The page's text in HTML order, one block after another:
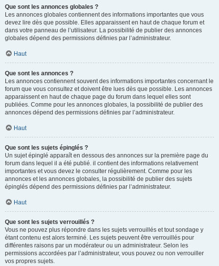
Que sont les annonces globales ?
Les annonces globales contiennent des informations importantes que vous
devez lire dès que possible. Elles apparaissent en haut de chaque forum et
dans votre panneau de l’utilisateur. La possibilité de publier des annonces
globales dépend des permissions définies par l’administrateur.
Haut
Que sont les annonces ?
Les annonces contiennent souvent des informations importantes concernant le
forum que vous consultez et doivent être lues dès que possible. Les annonces
apparaissent en haut de chaque page du forum dans lequel elles sont
publiées. Comme pour les annonces globales, la possibilité de publier des
annonces dépend des permissions définies par l’administrateur.
Haut
Que sont les sujets épinglés ?
Un sujet épinglé apparaît en dessous des annonces sur la première page du
forum dans lequel il a été publié. il contient des informations relativement
importantes et vous devez le consulter régulièrement. Comme pour les
annonces et les annonces globales, la possibilité de publier des sujets
épinglés dépend des permissions définies par l’administrateur.
Haut
Que sont les sujets verrouillés ?
Vous ne pouvez plus répondre dans les sujets verrouillés et tout sondage y
étant contenu est alors terminé. Les sujets peuvent être verrouillés pour
différentes raisons par un modérateur ou un administrateur. Selon les
permissions accordées par l’administrateur, vous pouvez ou non verrouiller
vos propres sujets.